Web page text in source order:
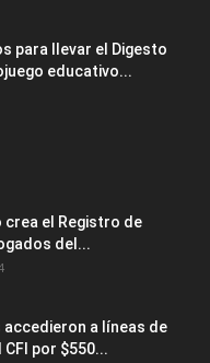
para llevar el Digesto
educativo...
crea el Registro de
del...
accedieron a líneas de
por $550...